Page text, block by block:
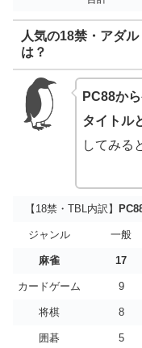
人気の18禁・アダ
は？
PC88か
タイトル
してみる
【18禁・TBL内訳】
ジャンル 一般
麻雀 17
カードゲーム 9
将棋 8
囲碁 5